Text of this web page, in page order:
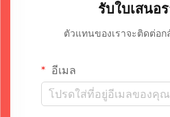
รับใบเสนอ
ตัวแทนของเราจะติดต่อ
อีเมล